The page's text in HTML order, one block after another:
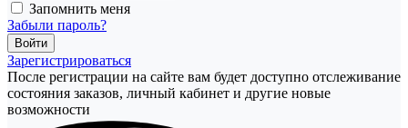
Запомнить меня
Забыли пароль?
Зарегистрироваться
После регистрации на сайте вам будет доступно отслеживание
состояния заказов, личный кабинет и другие новые
возможности